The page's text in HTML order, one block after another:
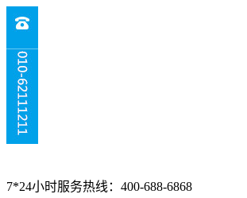
7*24小时服务热线：400-688-6868